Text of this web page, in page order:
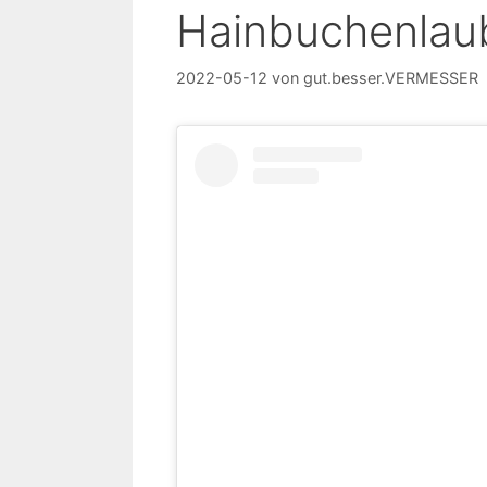
2022-05-12 von gut.besser.VERMESSER